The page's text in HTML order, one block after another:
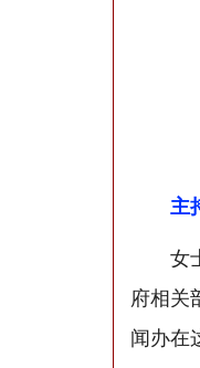
主持
女士
府相关
闻办在